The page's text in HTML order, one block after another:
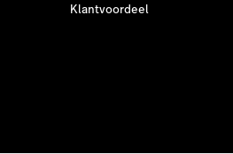
Klantvoordeel